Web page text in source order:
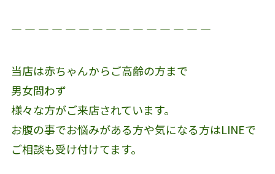
― ― ― ― ― ― ― ― ― ― ― ― ― ― ―
当店は赤ちゃんからご高齢の方まで
男女問わず
様々な方がご来店されています。
お腹の事でお悩みがある方や気になる方はLINEで
ご相談も受け付けてます。